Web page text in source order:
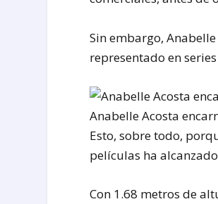
Sin embargo,
representado en
Anabelle Acosta
Esto, sobre todo,
películas ha
Con 1.68 metros de